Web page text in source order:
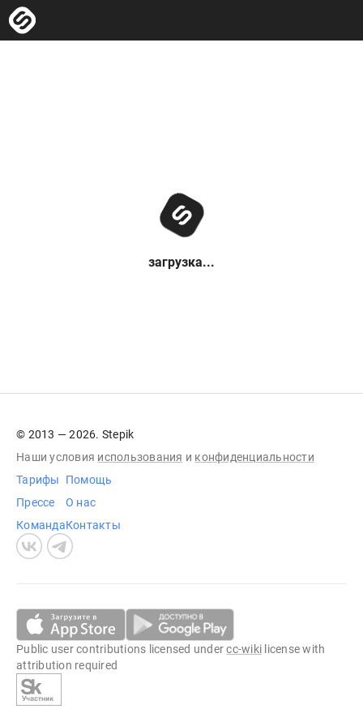
загрузка...
© 2013 — 2026. Stepik
Наши условия использования и конфиденциальности
Тарифы
Прессе
Команда
Помощь
О нас
Контакты
Public user contributions licensed undercc-wiki license with
attribution required